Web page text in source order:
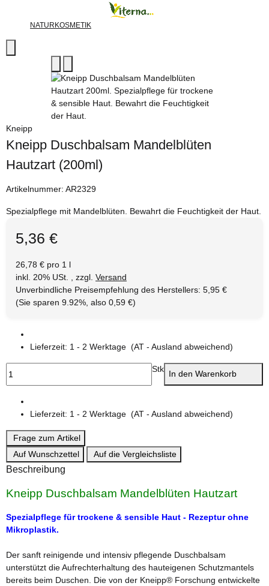
NATURKOSMETIK
Kneipp
Kneipp Duschbalsam Mandelblüten
Hautzart (200ml)
Artikelnummer: AR2329
Spezialpflege mit Mandelblüten. Bewahrt die Feuchtigkeit der Haut.
5,36 €
26,78 € pro 1 l
inkl. 20% USt. , zzgl. Versand
Unverbindliche Preisempfehlung des Herstellers: 5,95 €
(Sie sparen 9.92%, also 0,59 €)
Lieferzeit: 1 - 2 Werktage (AT - Ausland abweichend)
Stk In den Warenkorb
Lieferzeit: 1 - 2 Werktage (AT - Ausland abweichend)
Frage zum Artikel
Auf Wunschzettel
Auf die Vergleichsliste
Beschreibung
Kneipp Duschbalsam Mandelblüten Hautzart
Spezialpflege für trockene & sensible Haut - Rezeptur ohne
Mikroplastik.
Der sanft reinigende und intensiv pflegende Duschbalsam
unterstützt die Aufrechterhaltung des hauteigenen Schutzmantels
bereits beim Duschen. Die von der Kneipp® Forschung entwickelte